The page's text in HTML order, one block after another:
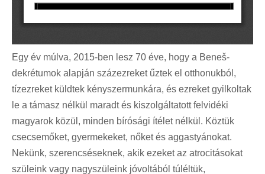
Egy év múlva, 2015-ben lesz 70 éve, hogy a Beneš-
dekrétumok alapján százezreket űztek el otthonukból,
tízezreket küldtek kényszermunkára, és ezreket gyilkoltak
le a támasz nélkül maradt és kiszolgáltatott felvidéki
magyarok közül, minden bírósági ítélet nélkül. Köztük
csecsemőket, gyermekeket, nőket és aggastyánokat.
Nekünk, szerencséseknek, akik ezeket az atrocitásokat
szüleink vagy nagyszüleink jóvoltából túléltük,